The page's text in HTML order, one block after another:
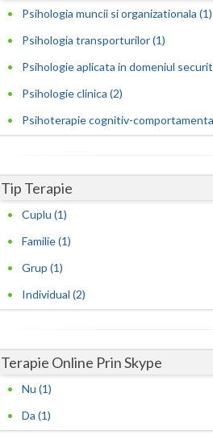
Salaj
Satu-Mare
Valcea
Vaslui
Vrancea
Psihologia muncii si organizationala (1)
Psihologia transporturilor (1)
Psihologie aplicata in domeniul
Psihologie clinica (2)
Psihoterapie cognitiv-
Tip Terapie
Cuplu (1)
Familie (1)
Grup (1)
Individual (2)
Terapie Online Prin Skype
Nu (1)
Da (1)